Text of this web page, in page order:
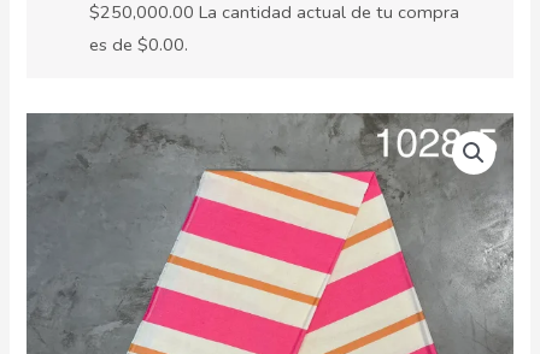
$250,000.00 La cantidad actual de tu compra
es de $0.00.